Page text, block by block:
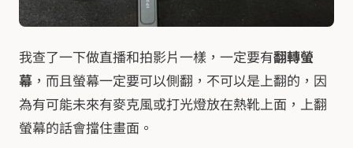
我查了一下做直播和拍影片一樣，一定要有翻轉螢
幕 ，而且螢幕一定要可以側翻，不可以是上翻的，因
為有可能未來有麥克風或打光燈放在熱靴上面，上翻
螢幕的話會擋住畫面。